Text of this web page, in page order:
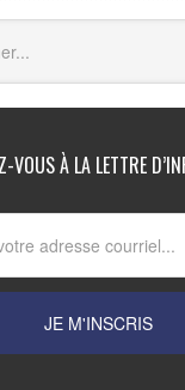
VOUS À LA LETTRE